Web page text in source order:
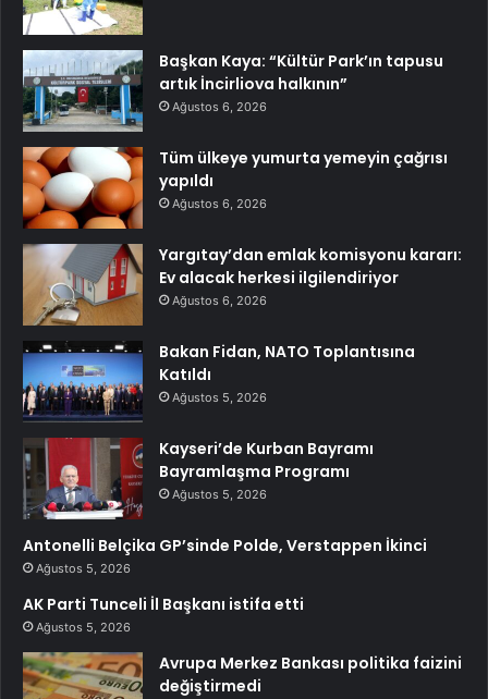
Başkan Kaya: “Kültür Park’ın tapusu
artık İncirliova halkının”
Ağustos 6, 2026
Tüm ülkeye yumurta yemeyin çağrısı
yapıldı
Ağustos 6, 2026
Yargıtay’dan emlak komisyonu kararı:
Ev alacak herkesi ilgilendiriyor
Ağustos 6, 2026
Bakan Fidan, NATO Toplantısına
Katıldı
Ağustos 5, 2026
Kayseri’de Kurban Bayramı
Bayramlaşma Programı
Ağustos 5, 2026
Antonelli Belçika GP’sinde Polde, Verstappen İkinci
Ağustos 5, 2026
AK Parti Tunceli İl Başkanı istifa etti
Ağustos 5, 2026
Avrupa Merkez Bankası politika faizini
değiştirmedi